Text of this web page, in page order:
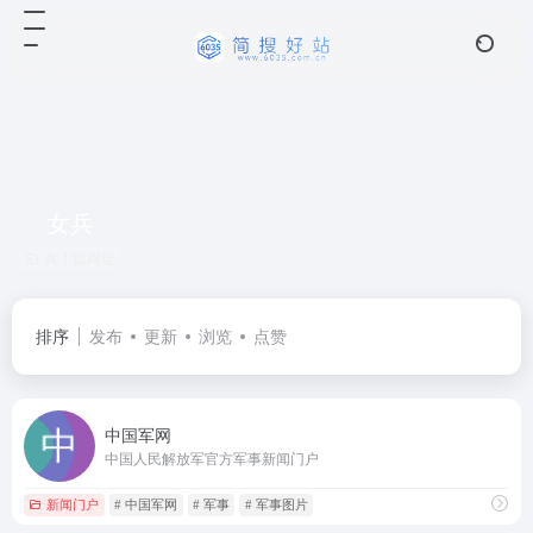
排序 发布 更新 浏览 点赞
中国军网
中国人民解放军官方军事新闻门户
新闻门户 # 中国军网 # 军事 # 军事图片